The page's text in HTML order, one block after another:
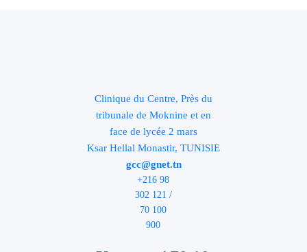
Clinique du Centre, Près du
tribunale de Moknine et en
face de lycée 2 mars
Ksar Hellal Monastir, TUNISIE
gcc@gnet.tn
+216 98
302 121 /
70 100
900